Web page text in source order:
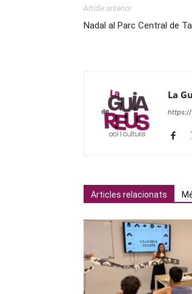
Article anterior
Nadal al Parc Central de
La
https://
Articles relacionats